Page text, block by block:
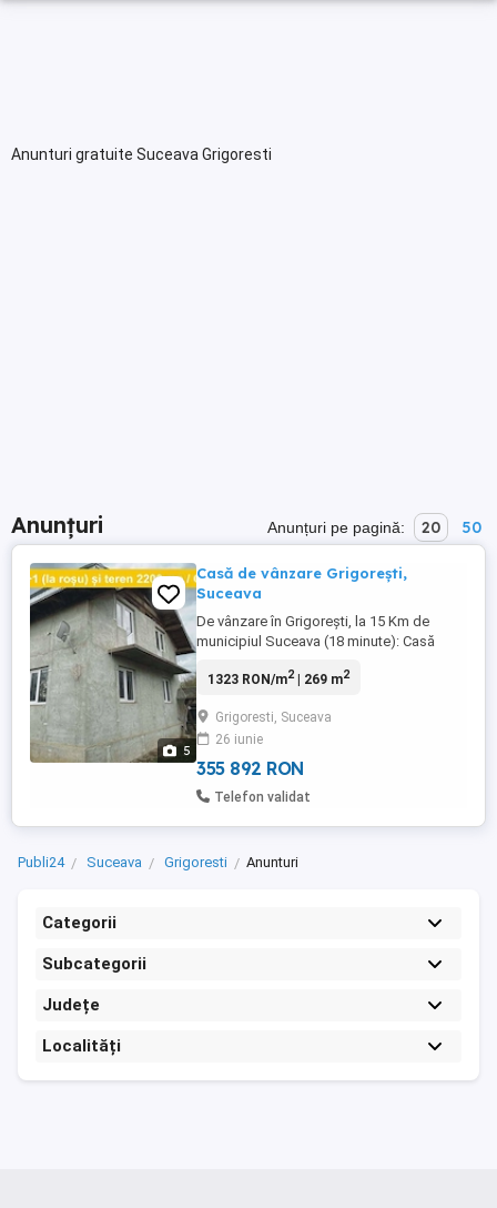
Anunturi gratuite Suceava Grigoresti
Anunțuri Anunțuri pe pagină: 20 50
5
Casă de vânzare Grigorești,
Suceava
De vânzare în Grigorești, la 15 Km de
municipiul Suceava (18 minute): Casă
la sol de 87 mp. Structură parter: Living,
Structură etaj: 3 Dormitoare, Baie, Hol, 2
Balcoane Amplasată într-o zonă foarte
liniștită; Teren ...
1323 RON/m2| 269 m2
Grigoresti, Suceava
26 iunie
355 892 RON
Telefon validat
Publi24 Suceava Grigoresti Anunturi
Categorii
Subcategorii
Județe
Localități